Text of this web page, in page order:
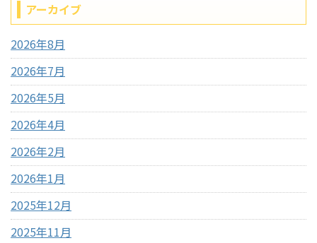
アーカイブ
2026年8月
2026年7月
2026年5月
2026年4月
2026年2月
2026年1月
2025年12月
2025年11月